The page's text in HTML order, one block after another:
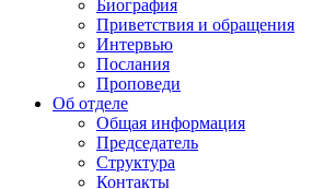
Биография
Приветствия и обращения
Интервью
Послания
Проповеди
Об отделе
Общая информация
Председатель
Структура
Контакты